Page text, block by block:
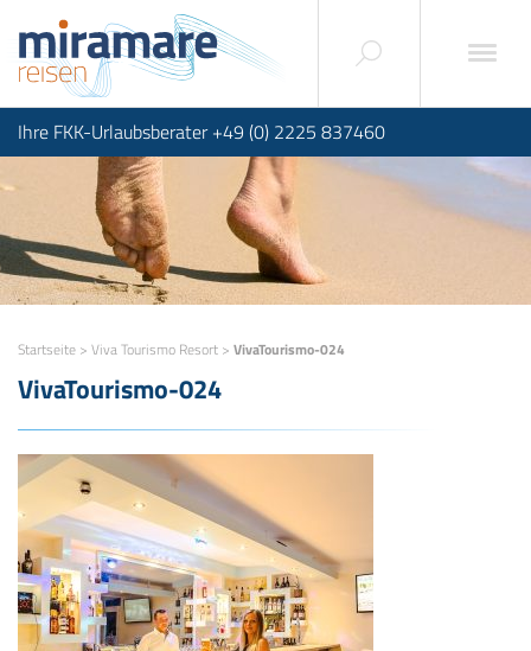
Ihre FKK-Urlaubsberater +49 (0) 2225 837460
Startseite > Viva Tourismo Resort > VivaTourismo-024
VivaTourismo-024